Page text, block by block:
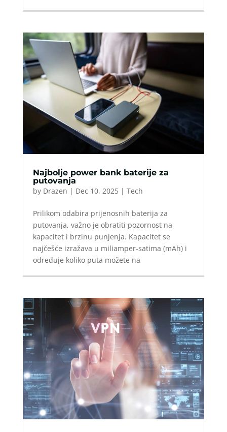
Najbolje power bank baterije za
putovanja
by Drazen | Dec 10, 2025| Tech
Prilikom odabira prijenosnih baterija za
putovanja, važno je obratiti pozornost na
kapacitet i brzinu punjenja. Kapacitet se
najčešće izražava u miliamper-satima (mAh) i
određuje koliko puta možete na